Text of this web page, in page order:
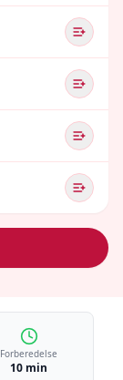
Forberedelse
10 min